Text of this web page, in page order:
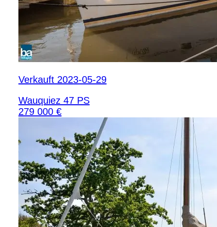
Verkauft 2023-05-29
Wauquiez 47 PS
279 000 €